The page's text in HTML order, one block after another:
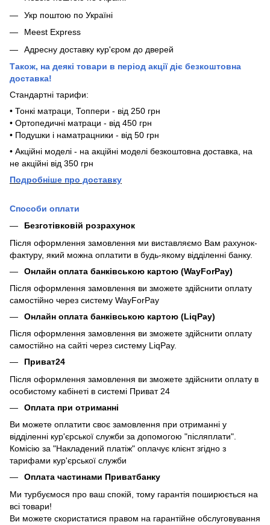
Укр поштою по Україні
Meest Express
Адресну доставку кур'єром до дверей
Також, на деякі товари в період акції діє безкоштовна
доставка!
Стандартні тарифи:
• Тонкі матраци, Топпери - від 250 грн
• Ортопедичні матраци - від 450 грн
• Подушки і наматрацники - від 50 грн
• Акційні моделі - на акційні моделі безкоштовна доставка, на
не акційні від 350 грн
Подробніше про доставку
Способи оплати
Безготівковій розрахунок
Після оформлення замовлення ми виставляємо Вам рахунок-
фактуру, який можна оплатити в будь-якому відділенні банку.
Онлайн оплата банківською картою (WayForPay)
Після оформлення замовлення ви зможете здійснити оплату
самостійно через систему WayForPay
Онлайн оплата банківською картою (LiqPay)
Після оформлення замовлення ви зможете здійснити оплату
самостійно на сайті через систему LiqPay.
Приват24
Після оформлення замовлення ви зможете здійснити оплату в
особистому кабінеті в системі Приват 24
Оплата при отриманні
Ви можете оплатити своє замовлення при отриманні у
відділенні кур'єрської служби за допомогою "післяплати".
Комісію за "Накладений платіж" оплачує клієнт згідно з
тарифами кур'єрської служби
Оплата частинами Приватбанку
Ми турбуємося про ваш спокій, тому гарантія поширюється на
всі товари!
Ви можете скористатися правом на гарантійне обслуговування